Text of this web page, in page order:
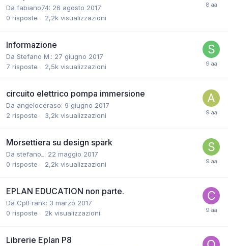
Da fabiano74: 26 agosto 2017
0 risposte 2,2k visualizzazioni
Informazione
Da Stefano M.: 27 giugno 2017
7 risposte 2,5k visualizzazioni
circuito elettrico pompa immersione
Da angeloceraso: 9 giugno 2017
2 risposte 3,2k visualizzazioni
Morsettiera su design spark
Da stefano_: 22 maggio 2017
0 risposte 2,2k visualizzazioni
EPLAN EDUCATION non parte.
Da CptFrank: 3 marzo 2017
0 risposte 2k visualizzazioni
Librerie Eplan P8